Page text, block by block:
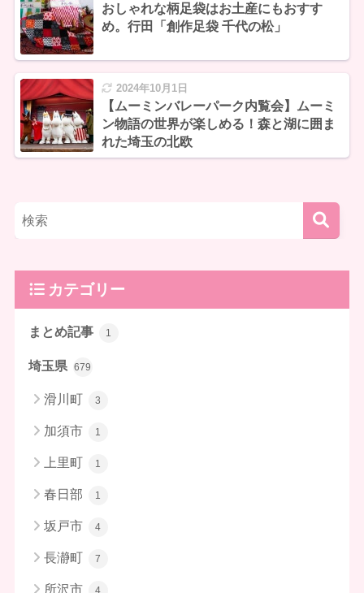
おしゃれな柄足袋はお土産にもおすす
め。行田「創作足袋 千代の松」
2024年10月1日
【ムーミンバレーパーク内覧会】ムーミ
ン物語の世界が楽しめる！森と湖に囲ま
れた埼玉の北欧
カテゴリー
まとめ記事 1
埼玉県 679
滑川町 3
加須市 1
上里町 1
春日部 1
坂戸市 4
長瀞町 7
所沢市